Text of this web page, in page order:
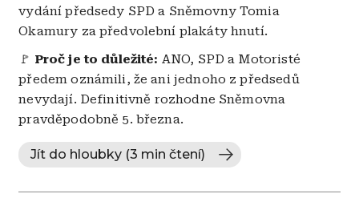
vydání předsedy SPD a Sněmovny Tomia
Okamury za předvolební plakáty hnutí.
🚩 Proč je to důležité: ANO, SPD a Motoristé
předem oznámili, že ani jednoho z předsedů
nevydají. Definitivně rozhodne Sněmovna
pravděpodobně 5. března.
Jít do hloubky (3 min čtení)